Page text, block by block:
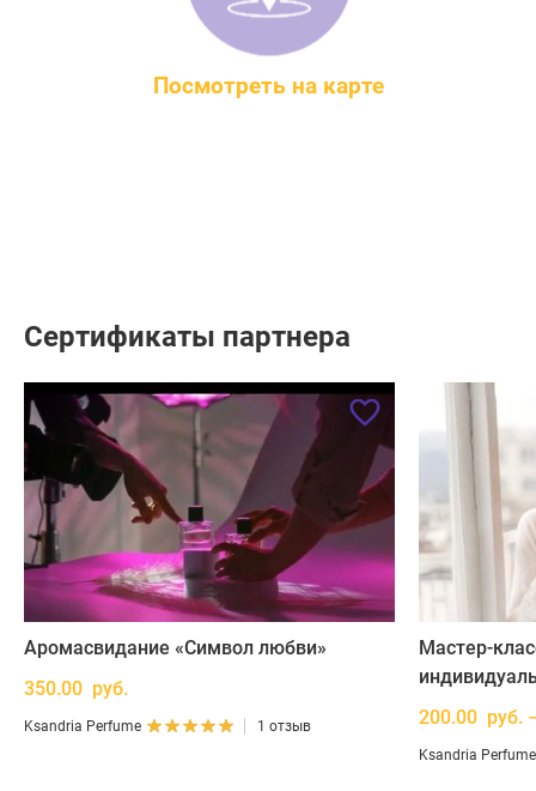
Посмотреть на карте
Сертификаты партнера
Аромасвидание «Символ любви»
350.00 руб.
Ksandria Perfume 1 отзыв
Мастер-
200.00 руб.
Ksandria Perfume